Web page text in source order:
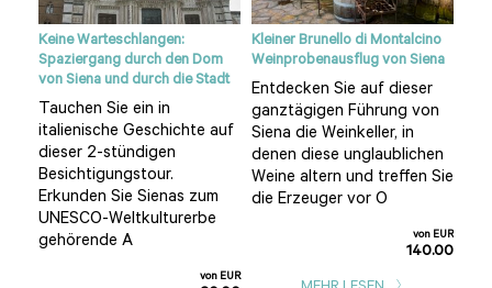
Keine Warteschlangen:
Spaziergang durch den Dom
von Siena und durch die Stadt
Tauchen Sie ein in
italienische Geschichte auf
dieser 2-stündigen
Besichtigungstour.
Erkunden Sie Sienas zum
UNESCO-Weltkulturerbe
gehörende A
von EUR
Kleiner Brunello di Montalcino
Weinprobenausflug von Siena
Entdecken Sie auf dieser
ganztägigen Führung von
Siena die Weinkeller, in
denen diese unglaublichen
Weine altern und treffen Sie
die Erzeuger vor O
von EUR
140.00